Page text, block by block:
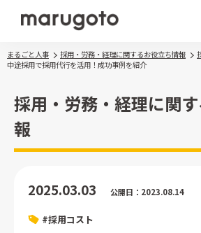
その他サービス
お役立ち情報
まるごと人事 採用・労務・経理に関するお役立ち情報
中途採用で採用代行を活用！成功事例を紹介
採用・労務・経理に関
報
2025.03.03 公開日：2023.08.14
#採用コスト